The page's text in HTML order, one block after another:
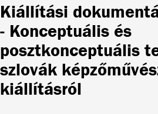
Kiállítási
- Konceptuális és
posztkonceptuális
szlovák
kiállításról